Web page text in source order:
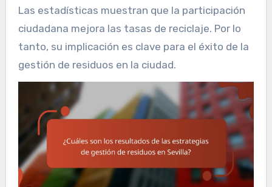
Las estadísticas muestran que la participación
ciudadana mejora las tasas de reciclaje. Por lo
tanto, su implicación es clave para el éxito de la
gestión de residuos en la ciudad.